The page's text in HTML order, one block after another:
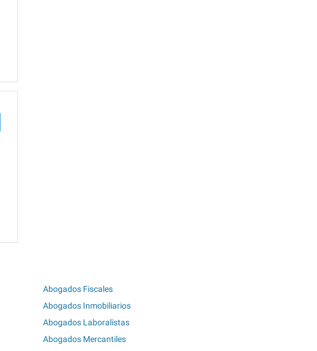
Abogados Fiscales
Abogados Inmobiliarios
Abogados Laboralistas
Abogados Mercantiles